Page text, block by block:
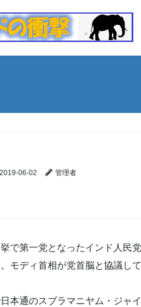
2019-06-02 管理者
で第一党となったインド人民
モディ首相が党首脳と協議し
本通のスブラマニヤム・ジャ